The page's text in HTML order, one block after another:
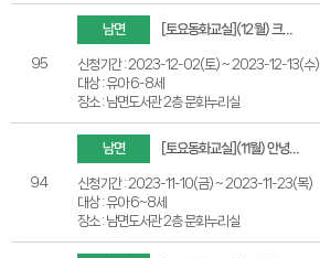
95
남면 [토요동화교실](12월) 크리스마스의 기적
신청기간 : 2023-12-02(토) ~ 2023-12-13(수)
대상 : 유아 6-8세
장소 : 남면도서관 2층 문화누리실
94
남면 [토요동화교실](11월) 안녕! 눈사람 아저씨
신청기간 : 2023-11-10(금) ~ 2023-11-23(목)
대상 : 유아 6~8세
장소 : 남면도서관 2층 문화누리실